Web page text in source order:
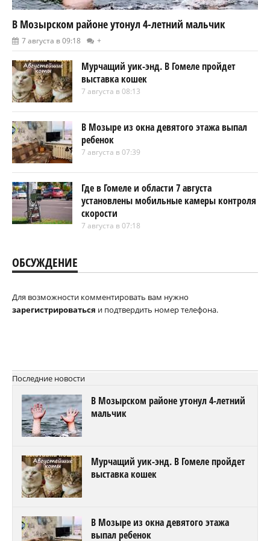
В Мозырском районе утонул 4-летний мальчик
7 августа в 09:18 +
Мурчащий уик-энд. В Гомеле пройдет
выставка кошек
7 августа в 08:13
В Мозыре из окна девятого этажа выпал
ребенок
7 августа в 07:39
Где в Гомеле и области 7 августа
установлены мобильные камеры контроля
скорости
7 августа в 07:18
ОБСУЖДЕНИЕ
Для возможности комментировать вам нужно
зарегистрироваться и подтвердить номер телефона.
Последние новости
В Мозырском районе утонул 4-летний
мальчик
Мурчащий уик-энд. В Гомеле пройдет
выставка кошек
В Мозыре из окна девятого этажа
выпал ребенок